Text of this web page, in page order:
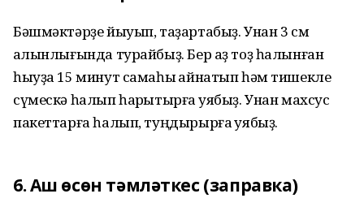
Бәшмәктәрҙе йыуып, таҙартабыҙ. Унан 3 см
ҡалынлығында турайбыҙ. Бер аҙ тоҙ һалынған
һыуҙа 15 минут самаһы ҡайнатып һәм тишекле
сүмескә һалып һарҡытырға ҡуябыҙ. Унан махсус
пакеттарға һалып, туңдырырға ҡуябыҙ.
6. Аш өсөн тәмләткес (заправка)